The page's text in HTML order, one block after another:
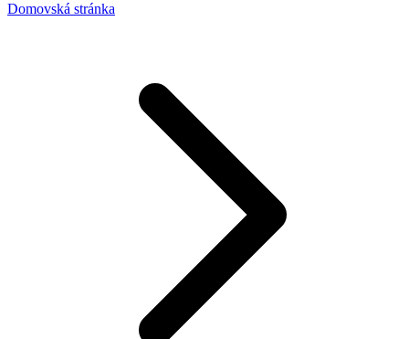
Domovská stránka